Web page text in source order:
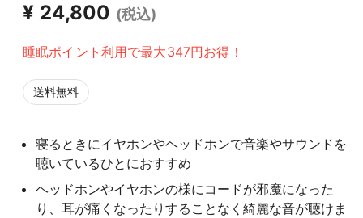
¥ 24,800 (税込)
睡眠ポイント利用で最大347円お得！
送料無料
寝るときにイヤホンやヘッドホンで音楽やサウンドを
聴いているひとにおすすめ
ヘッドホンやイヤホンの様にコードが邪魔になった
り、耳が痛くなったりすることなく綺麗な音が聴けま